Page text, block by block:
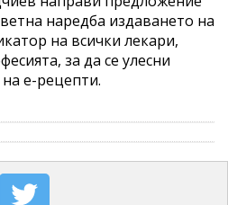
наредба издаването на
на всички лекари,
за да се улесни
е-рецепти.